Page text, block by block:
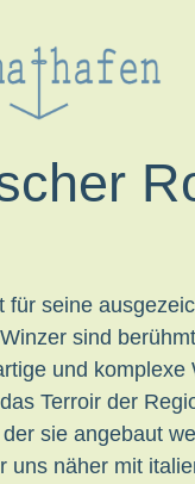
für seine
sind
und komplexe
Terroir der
sie angebaut
uns näher mit